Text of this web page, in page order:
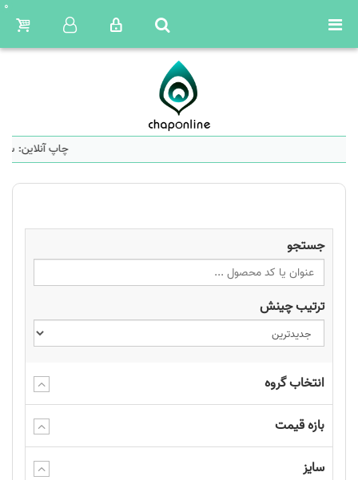
0
چاپ آنلاین:
جستجو
ترتیب چینش
انتخاب گروه
بازه قیمت
سایز